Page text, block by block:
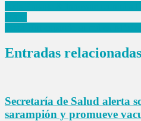
Navegación
de
Entradas relacionadas
Secretaría de Salud alerta
sarampión y promueve